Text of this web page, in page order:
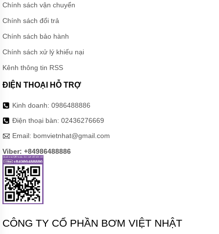
Chính sách vận chuyển
Chính sách đổi trả
Chính sách bảo hành
Chính sách xử lý khiếu nại
Kênh thông tin RSS
ĐIỆN THOẠI HỖ TRỢ
Kinh doanh: 0986488886
Điện thoại bàn: 02436276669
Email: bomvietnhat@gmail.com
Viber: +84986488886
CÔNG TY CỔ PHẦN BƠM VIỆT NHẬT